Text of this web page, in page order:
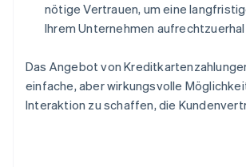
nötige Vertrauen, um eine
Ihrem Unternehmen
Das Angebot von
einfache, aber wirkungsvolle
Interaktion zu schaffen, die